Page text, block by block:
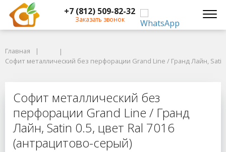
+7 (812) 509-82-32
Заказать звонок
Софит металлический без перфорации Grand Line / Гранд Лайн, Satin
Софит металлический без
Главная
Софит металлический без перфорации Grand Line / Гранд Лайн,
Софит металлический без
перфорации Grand Line / Гранд
Лайн, Satin 0.5, цвет Ral 7016
(антрацитово-серый)